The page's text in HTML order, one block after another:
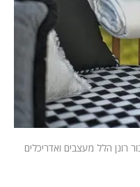
רונן הלל מעצבים ואדריכלים